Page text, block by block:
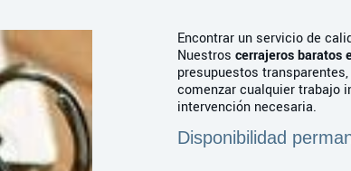
Encontrar un servicio de
Nuestros cerrajeros baratos
presupuestos
comenzar cualquier trabajo
intervención necesaria.
Disponibilidad